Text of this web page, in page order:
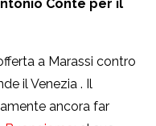
Conte per il
a Marassi contro
il Venezia . Il
ancora far